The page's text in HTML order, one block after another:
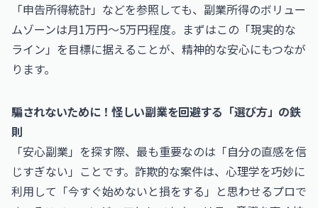
「申告所得統計」などを参照しても、副業所得のボリュー
ムゾーンは月1万円〜5万円程度。まずはこの「現実的な
ライン」を目標に据えることが、精神的な安心にもつなが
ります。
騙されないために！怪しい副業を回避する「選び方」の鉄
則
「安心副業」を探す際、最も重要なのは「自分の直感を信
じすぎない」ことです。詐欺的な案件は、心理学を巧妙に
利用して「今すぐ始めないと損をする」と思わせるプロで